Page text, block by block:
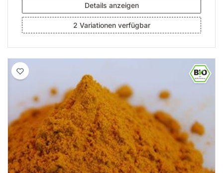
Details anzeigen
2 Variationen verfügbar